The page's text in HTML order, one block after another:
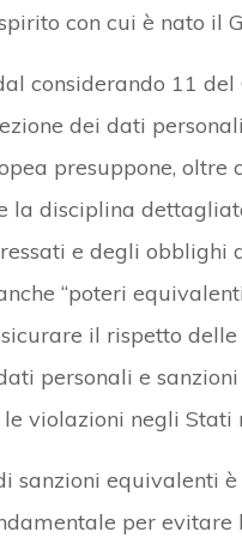
con cui è nato il
considerando 11 del
dei dati personali
presuppone, oltre
la disciplina
e degli obblighi
“poteri
il rispetto
personali e sanzioni
violazioni negli Stati
sanzioni equivalenti
per evitare